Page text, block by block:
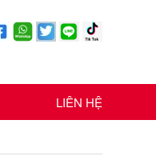
LIÊN HỆ